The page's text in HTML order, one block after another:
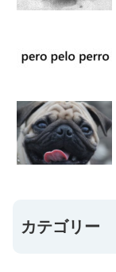
カテゴリー